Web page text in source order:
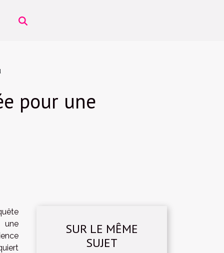
pour une
une
SUR LE MÊME
SUJET